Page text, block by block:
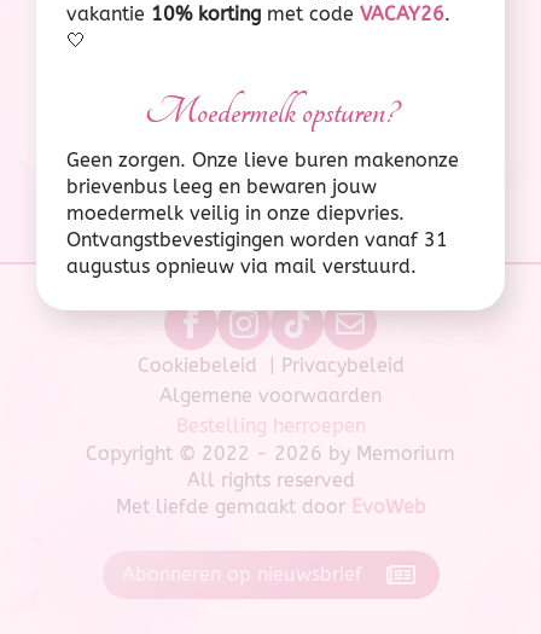
Marjolein helpt je met veel liefde en vakkennis
verder om jouw perfecte juweel te creëren.
Naar de website
Memorium
Cookiebeleid
Privacybeleid
Algemene voorwaarden
Bestelling herroepen
Copyright © 2022 - 2026 by Memorium
All rights reserved
Met liefde gemaakt door EvoWeb
Abonneren op nieuwsbrief
vakantie 10% korting met code VACAY26.
🤍
Moedermelk opsturen?
Geen zorgen. Onze lieve buren makenonze
brievenbus leeg en bewaren jouw
moedermelk veilig in onze diepvries.
Ontvangstbevestigingen worden vanaf 31
augustus opnieuw via mail verstuurd.